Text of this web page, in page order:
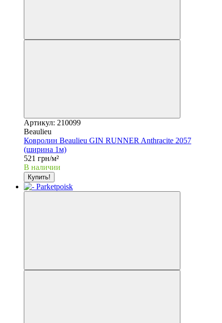
Артикул: 210099
Beaulieu
Ковролин Beaulieu GIN RUNNER Anthracite 2057
(ширина 1м)
521 грн/м²
В наличии
Купить!